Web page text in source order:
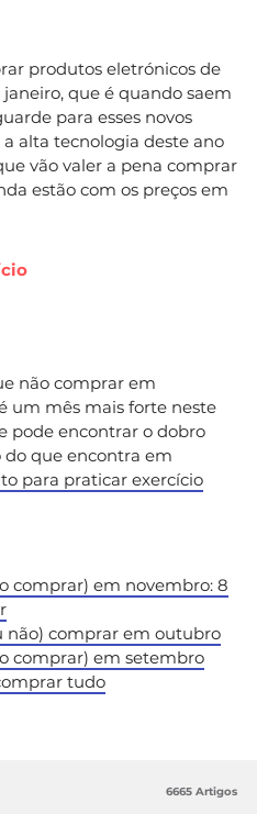
produtos eletrónicos de
que é quando saem
para esses novos
alta tecnologia deste ano
vão valer a pena comprar
estão com os preços em
não comprar em
um mês mais forte neste
pode encontrar o dobro
do que encontra em
para praticar exercício
comprar) em novembro: 8
não) comprar em outubro
comprar) em setembro
tudo
6665 Artigos